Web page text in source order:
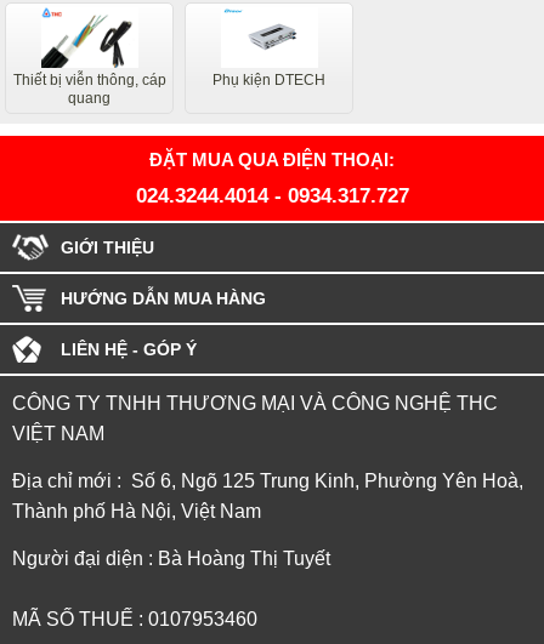
Thiết bị viễn thông, cáp
quang
Phụ kiện DTECH
ĐẶT MUA QUA ĐIỆN THOẠI:
024.3244.4014- 0934.317.727
GIỚI THIỆU
HƯỚNG DẪN MUA HÀNG
LIÊN HỆ - GÓP Ý
CÔNG TY TNHH THƯƠNG MẠI VÀ CÔNG NGHỆ THC
VIỆT NAM
Địa chỉ mới : Số 6, Ngõ 125 Trung Kinh, Phường Yên Hoà,
Thành phố Hà Nội, Việt Nam
Người đại diện : Bà Hoàng Thị Tuyết
MÃ SỐ THUẾ : 0107953460